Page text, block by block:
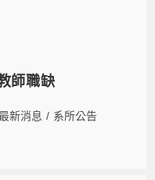
師職缺
新消息 / 系所公告